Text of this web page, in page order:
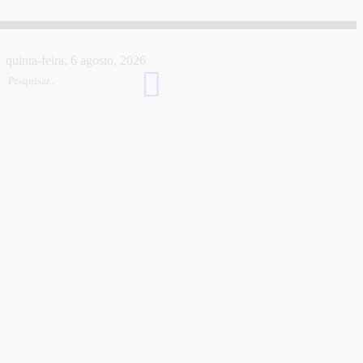
quinta-feira, 6 agosto, 2026